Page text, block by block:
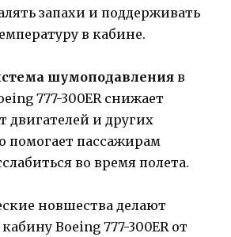
запахи и поддерживать
в кабине.
шумоподавления в
777-300ER снижает
двигателей и других
помогает пассажирам
во время полета.
новшества делают
Boeing 777-300ER от